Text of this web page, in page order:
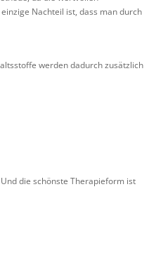
Nachteil ist, dass man durch
werden dadurch zusätzlich
die schönste Therapieform ist